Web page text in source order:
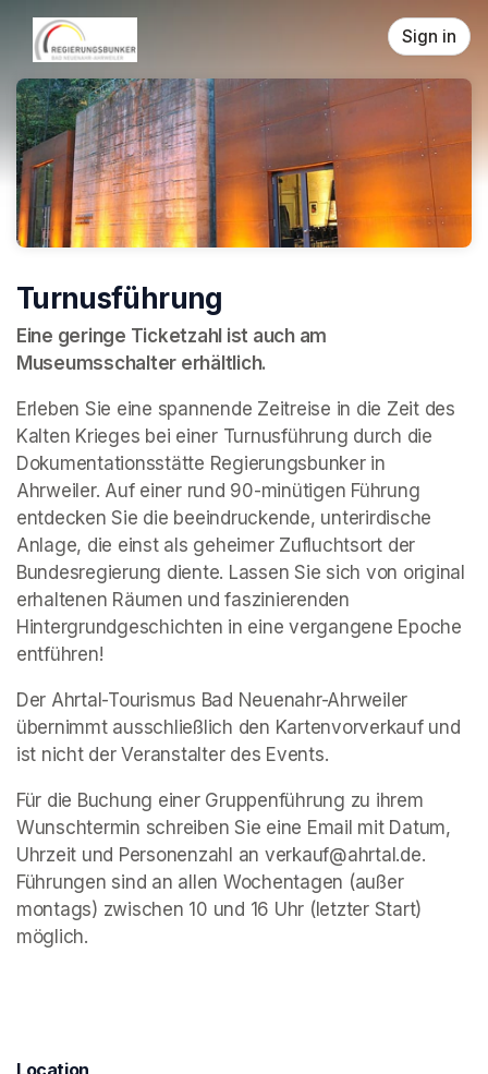
Skip header
Sign in
Turnusführung
Eine geringe Ticketzahl ist auch am
Museumsschalter erhältlich.
Erleben Sie eine spannende Zeitreise in die Zeit des
Kalten Krieges bei einer Turnusführung durch die
Dokumentationsstätte Regierungsbunker in
Ahrweiler. Auf einer rund 90-minütigen Führung
entdecken Sie die beeindruckende, unterirdische
Anlage, die einst als geheimer Zufluchtsort der
Bundesregierung diente. Lassen Sie sich von original
erhaltenen Räumen und faszinierenden
Hintergrundgeschichten in eine vergangene Epoche
entführen!
Der Ahrtal-Tourismus Bad Neuenahr-Ahrweiler
übernimmt ausschließlich den Kartenvorverkauf und
ist nicht der Veranstalter des Events.
Für die Buchung einer Gruppenführung zu ihrem
Wunschtermin schreiben Sie eine Email mit Datum,
Uhrzeit und Personenzahl an verkauf@ahrtal.de.
Führungen sind an allen Wochentagen (außer
montags) zwischen 10 und 16 Uhr (letzter Start)
möglich.